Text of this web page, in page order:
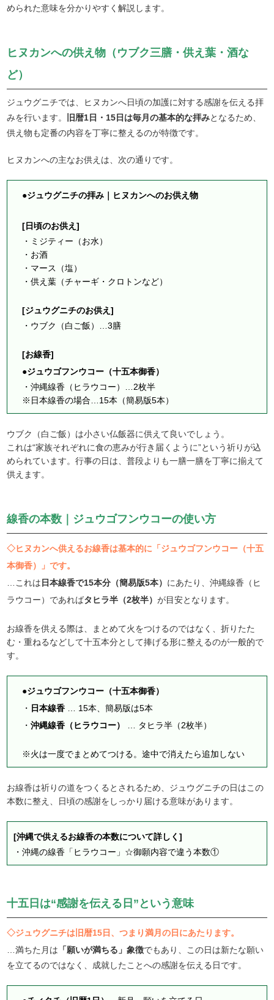
められた意味を分かりやすく解説します。
ヒヌカンへの供え物（ウブク三膳・供え葉・酒な
ど）
ジュウグニチでは、ヒヌカンへ日頃の加護に対する感謝を伝える拝
みを行います。
旧暦1日・15日は毎月の基本的な拝みとなるため、
供え物も定番の内容を丁寧に整えるのが特徴です。
ヒヌカンへの主なお供えは、次の通りです。
●ジュウグニチの拝み｜ヒヌカンへのお供え物
[日頃のお供え]
・ミジティー（お水）
・お酒
・マース（塩）
・供え葉（チャーギ・クロトンなど）
[ジュウグニチのお供え]
・ウブク（白ご飯）…3膳
[お線香]
●ジュウゴフンウコー（十五本御香）
・沖縄線香（ヒラウコー）…2枚半
※日本線香の場合…15本（簡易版5本）
ウブク（白ご飯）は小さい仏飯器に供えて良いでしょう。
これは“家族それぞれに食の恵みが行き届くように”という祈りが込
められています。行事の日は、普段よりも一膳一膳を丁寧に揃えて
供えます。
線香の本数｜ジュウゴフンウコーの使い方
◇ヒヌカンへ供えるお線香は基本的に「ジュウゴフンウコー（十五
本御香）」です。
…これは 日本線香で15本分（簡易版5本） にあたり、沖縄線香（ヒ
ラウコー）であればタヒラ半（2枚半）が目安となります。
お線香を供える際は、まとめて火をつけるのではなく、折りたた
む・重ねるなどして十五本分として捧げる形に整えるのが一般的で
す。
●ジュウゴフンウコー（十五本御香）
・ 日本線香 … 15本、簡易版は5本
・沖縄線香（ヒラウコー） … タヒラ半（2枚半）
※火は一度でまとめてつける。途中で消えたら追加しない
お線香は祈りの道をつくるとされるため、ジュウグニチの日はこの
本数に整え、日頃の感謝をしっかり届ける意味があります。
[沖縄で供えるお線香の本数について詳しく]
・沖縄の線香「ヒラウコー」☆御願内容で違う本数①
十五日は“感謝を伝える日”という意味
◇ジュウグニチは旧暦15日、つまり満月の日にあたります。
…満ちた月は 「願いが満ちる」象徴でもあり、この日は新たな願い
を立てるのではなく、成就したことへの感謝を伝える日です。